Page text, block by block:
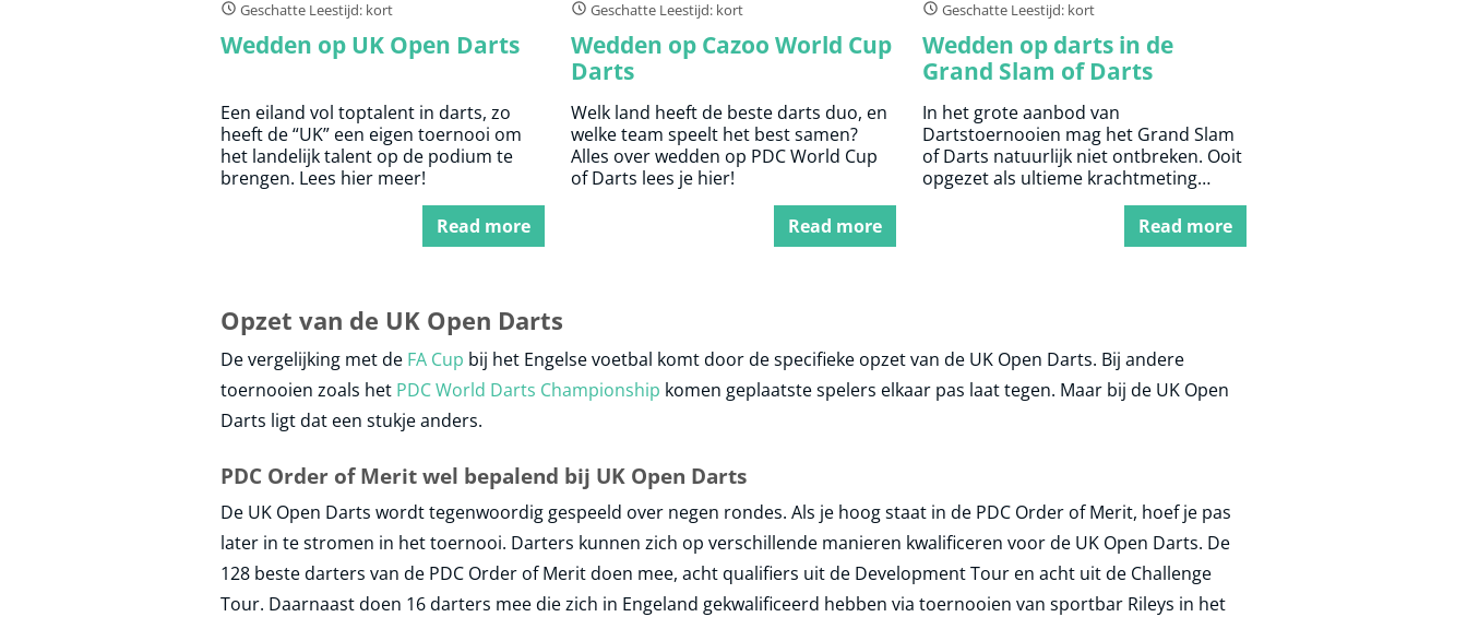
Geschatte Leestijd: kort
Wedden op UK Open Darts
Een eiland vol toptalent in darts, zo
heeft de “UK” een eigen toernooi om
het landelijk talent op de podium te
brengen. Lees hier meer!
Read more
Geschatte Leestijd: kort
Wedden op Cazoo World Cup
Darts
Welk land heeft de beste darts duo, en
welke team speelt het best samen?
Alles over wedden op PDC World Cup
of Darts lees je hier!
Read more
Geschatte Leestijd: kort
Wedden op darts in de
Grand Slam of Darts
In het grote aanbod van
Dartstoernooien mag het Grand Slam
of Darts natuurlijk niet ontbreken. Ooit
opgezet als ultieme krachtmeting
tussen twee grootste dartsbonden.
Vandaag de dag nog steeds een titel
die elke darter maar wat graag achter
liggen.
Read more
Opzet van de UK Open Darts
De vergelijking met de FA Cup bij het Engelse voetbal komt door de specifieke opzet van de UK Open Darts. Bij andere
toernooien zoals het PDC World Darts Championship komen geplaatste spelers elkaar pas laat tegen. Maar bij de UK Open
Darts ligt dat een stukje anders.
PDC Order of Merit wel bepalend bij UK Open Darts
De UK Open Darts wordt tegenwoordig gespeeld over negen rondes. Als je hoog staat in de PDC Order of Merit, hoef je pas
later in te stromen in het toernooi. Darters kunnen zich op verschillende manieren kwalificeren voor de UK Open Darts. De
128 beste darters van de PDC Order of Merit doen mee, acht qualifiers uit de Development Tour en acht uit de Challenge
Tour. Daarnaast doen 16 darters mee die zich in Engeland gekwalificeerd hebben via toernooien van sportbar Rileys in het